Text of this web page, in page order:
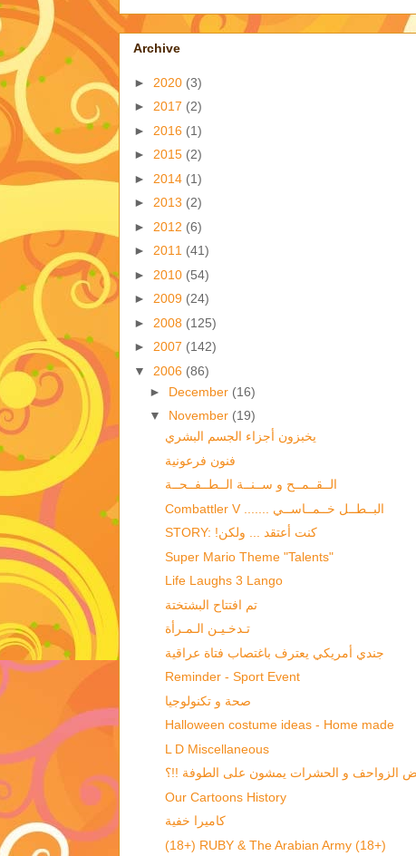
Archive
► 2020 (3)
► 2017 (2)
► 2016 (1)
► 2015 (2)
► 2014 (1)
► 2013 (2)
► 2012 (6)
► 2011 (41)
► 2010 (54)
► 2009 (24)
► 2008 (125)
► 2007 (142)
▼ 2006 (86)
► December (16)
▼ November (19)
يخبزون أجزاء الجسم البشري
فنون فرعونية
الــقــمــح و ســنــة الــطــفــحــة
Combattler V ....... البــطــل خــمــاســي
STORY: !كنت أعتقد ... ولكن
Super Mario Theme "Talents"
Life Laughs 3 Lango
تم افتتاح البشتختة
تـدخـيـن الـمـرأة
جندي أمريكي يعترف باغتصاب فتاة عراقية
Reminder - Sport Event
صحة و تكنولوجيا
Halloween costume ideas - Home made
L D Miscellaneous
الزواحف و الحشرات يمشون على الطوفة !!؟
Our Cartoons History
كاميرا خفية
(18+) RUBY & The Arabian Army (18+)